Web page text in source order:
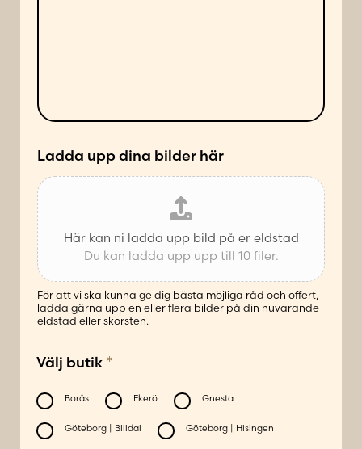
t
*
e
s
i
l
l
d
e
Ladda upp dina bilder här
Här kan ni ladda upp bild på er eldstad
Du kan ladda upp upp till 10 filer.
För att vi ska kunna ge dig bästa möjliga råd och offert,
ladda gärna upp en eller flera bilder på din nuvarande
eldstad eller skorsten.
Välj butik *
Borås Ekerö Gnesta
Göteborg | Billdal Göteborg | Hisingen